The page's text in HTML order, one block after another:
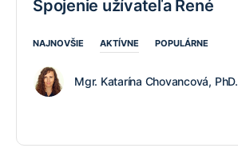
Spojenie užívateľa René
NAJNOVŠIE AKTÍVNE POPULÁRNE
Mgr. Katarína Chovancová, PhD.